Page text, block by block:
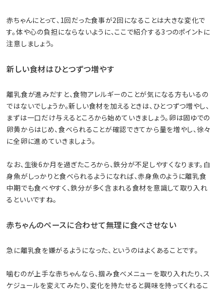
赤ちゃんにとって、1回だった食事が2回になることは大きな変化で
す。体や心の負担にならないように、ここで紹介する3つのポイントに
注意しましょう。
新しい食材はひとつずつ増やす
離乳食が進みだすと、食物アレルギーのことが気になる方もいるの
ではないでしょうか。新しい食材を加えるときは、ひとつずつ増やし、
まずは一口だけ与えるところから始めていきましょう。卵は固ゆでの
卵黄からはじめ、食べられることが確認できてから量を増やし、徐々
に全卵に進めていきましょう。
なお、生後6か月を過ぎたころから、鉄分が不足しやすくなります。白
身魚がしっかりと食べられるようになれば、赤身魚のように離乳食
中期でも食べやすく、鉄分が多く含まれる食材を意識して取り入れ
るといいですね。
赤ちゃんのペースに合わせて無理に食べさせない
急に離乳食を嫌がるようになった、というのはよくあることです。
噛むのが上手な赤ちゃんなら、掴み食べメニューを取り入れたり、ス
ケジュールを変えてみたり、変化を持たせると興味を持ってくれるこ